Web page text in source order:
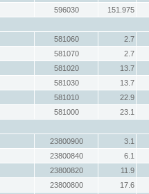
596030
151.975
581060
2.7
581070
2.7
581020
13.7
581030
13.7
581010
22.9
581000
23.1
23800900
3.1
23800840
6.1
23800820
11.9
23800800
17.6